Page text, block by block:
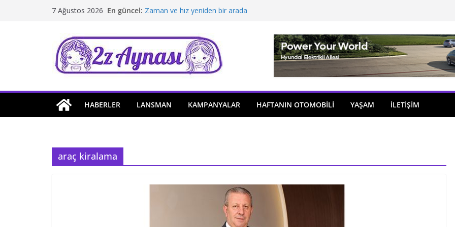
7 Ağustos 2026 En güncel: Zaman ve hız yeniden bir arada
Hafif ticaride yerli üretim model sayısı artıyor
Tatil rotasında test sürüşü
HABERLER LANSMAN KAMPANYALAR HAFTANIN OTOMOBILI YAŞAM İLETİŞİM
araç kiralama